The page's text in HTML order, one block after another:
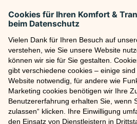
Direktanfrage